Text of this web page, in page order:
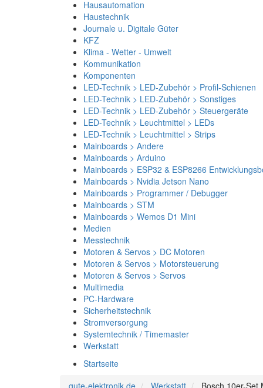
Hausautomation
Haustechnik
Journale u. Digitale Güter
KFZ
Klima - Wetter - Umwelt
Kommunikation
Komponenten
LED-Technik > LED-Zubehör > Profil-Schienen
LED-Technik > LED-Zubehör > Sonstiges
LED-Technik > LED-Zubehör > Steuergeräte
LED-Technik > Leuchtmittel > LEDs
LED-Technik > Leuchtmittel > Strips
Mainboards > Andere
Mainboards > Arduino
Mainboards > ESP32 & ESP8266
Mainboards > Nvidia Jetson Nano
Mainboards > Programmer / Debugger
Mainboards > STM
Mainboards > Wemos D1 Mini
Medien
Messtechnik
Motoren & Servos > DC Motoren
Motoren & Servos > Motorsteuerung
Motoren & Servos > Servos
Multimedia
PC-Hardware
Sicherheitstechnik
Stromversorgung
Systemtechnik / Timemaster
Werkstatt
Startseite
gute-elektronik.de
Werkstatt Bosch 10er-Set